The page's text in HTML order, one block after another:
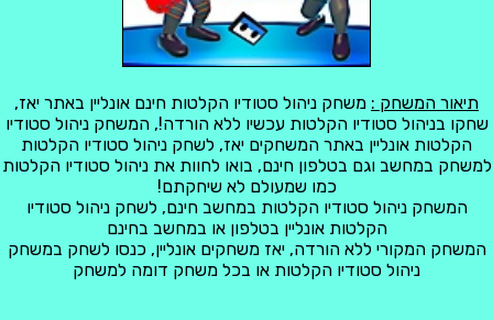
תיאור המשחק : משחק ניהול סטודיו הקלטות חינם אונליין באתר יאז,
שחקו בניהול סטודיו הקלטות עכשיו ללא הורדה!, המשחק ניהול סטודיו
הקלטות אונליין באתר המשחקים יאז, לשחק ניהול סטודיו הקלטות
למשחק במחשב וגם בטלפון חינם, בואו לחוות את ניהול סטודיו הקלטות
כמו שמעולם לא שיחקתם!
המשחק ניהול סטודיו הקלטות במחשב חינם, לשחק ניהול סטודיו
הקלטות אונליין בטלפון או במחשב בחינם
המשחק המקורי ללא הורדה, יאז משחקים אונליין, כנסו לשחק במשחק
ניהול סטודיו הקלטות או בכל משחק דומה למשחק